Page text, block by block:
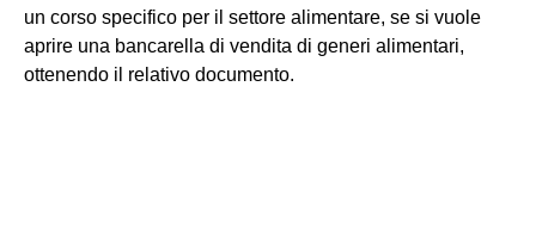
un corso specifico per il settore alimentare, se si vuole
aprire una bancarella di vendita di generi alimentari,
ottenendo il relativo documento.